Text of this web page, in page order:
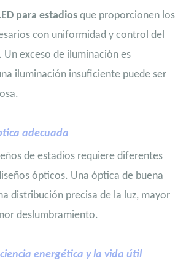
para estadios que proporcionen los
con uniformidad y control del
exceso de iluminación es
iluminación insuficiente puede ser
adecuada
de estadios requiere diferentes
ópticos. Una óptica de buena
distribución precisa de la luz, mayor
deslumbramiento.
energética y la vida útil